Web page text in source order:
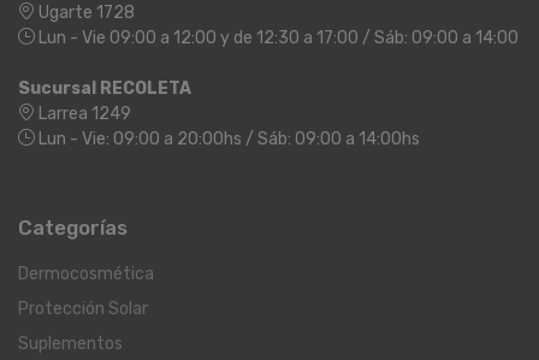
Ugarte 1728
Lun - Vie 09:00 a 12:00 y de 12:30 a 17:00 / Sáb: 09:00 a 14:00
Sucursal RECOLETA
Larrea 1249
Lun - Vie: 09:00 a 20:00hs / Sáb: 09:00 a 14:00hs
Categorías
Dermocosmética
Protección Solar
Suplementos